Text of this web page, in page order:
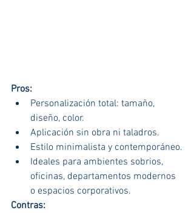
Pros:
Personalización total: tamaño,
diseño, color.
Aplicación sin obra ni taladros.
Estilo minimalista y contemporáneo.
Ideales para ambientes sobrios,
oficinas, departamentos modernos
o espacios corporativos.
Contras: